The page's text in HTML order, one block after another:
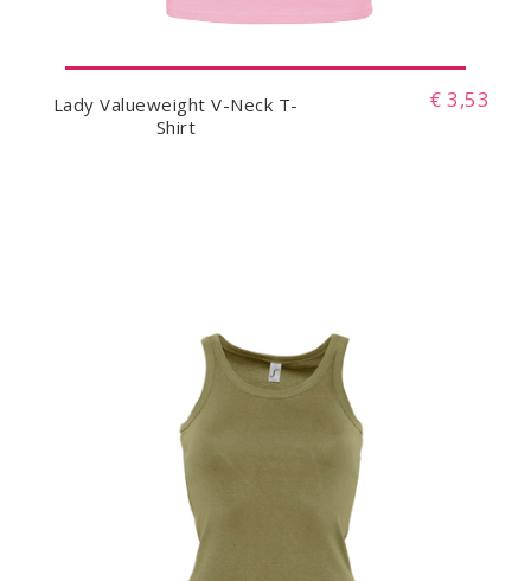
Lady Valueweight V-Neck T-
Shirt
€ 3,53